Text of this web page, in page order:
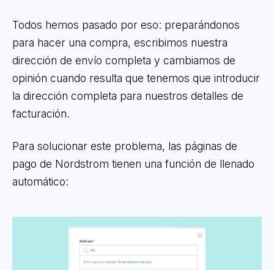
Todos hemos pasado por eso: preparándonos
para hacer una compra, escribimos nuestra
dirección de envío completa y cambiamos de
opinión cuando resulta que tenemos que introducir
la dirección completa para nuestros detalles de
facturación.
Para solucionar este problema, las páginas de
pago de Nordstrom tienen una función de llenado
automático: